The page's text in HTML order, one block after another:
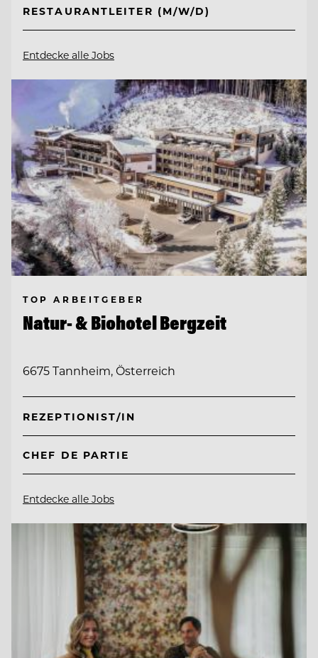
RESTAURANTLEITER (M/W/D)
Entdecke alle Jobs
TOP ARBEITGEBER
Natur- & Biohotel Bergzeit
6675 Tannheim, Österreich
REZEPTIONIST/IN
CHEF DE PARTIE
Entdecke alle Jobs